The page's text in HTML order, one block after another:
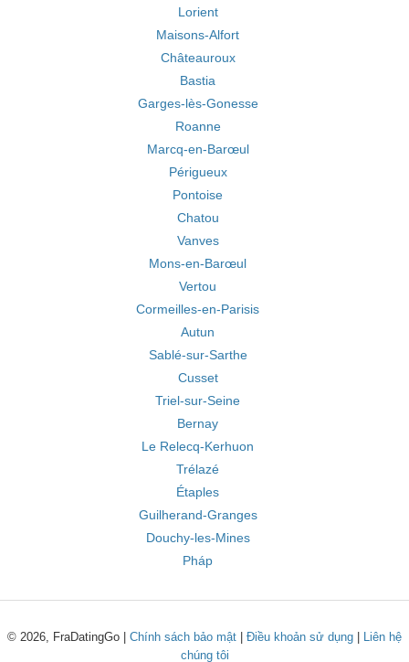
Lorient
Maisons-Alfort
Châteauroux
Bastia
Garges-lès-Gonesse
Roanne
Marcq-en-Barœul
Périgueux
Pontoise
Chatou
Vanves
Mons-en-Barœul
Vertou
Cormeilles-en-Parisis
Autun
Sablé-sur-Sarthe
Cusset
Triel-sur-Seine
Bernay
Le Relecq-Kerhuon
Trélazé
Étaples
Guilherand-Granges
Douchy-les-Mines
Pháp
© 2026, FraDatingGo | Chính sách bảo mật Điều khoản sử dụng
Liên hệ
chúng tôi